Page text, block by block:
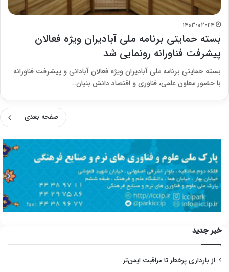
۱۴۰۳-۰۲-۲۴
بسته حمایتی برنامه ملی آبادیران ویژه فعالان
پیشرفت فناورانه رونمایی شد
بسته حمایتی برنامه ملی آبادیران ویژه فعالان آبادانی و پیشرفت فناورانه
با حضور معاون علمی، فناوری و اقتصاد دانش بنیان…
صفحه بعدی
خبر جدید
از بارداری پرخطر تا مراقبت ایمن‌تر